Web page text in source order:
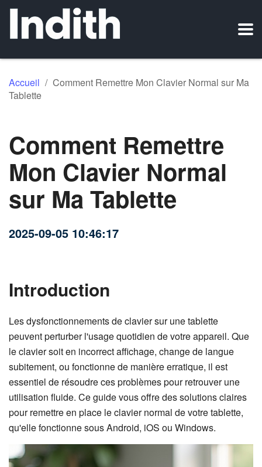
Accueil / Comment Remettre Mon Clavier Normal sur Ma
Tablette
Comment Remettre
Mon Clavier Normal
sur Ma Tablette
2025-09-05 10:46:17
Introduction
Les dysfonctionnements de clavier sur une tablette
peuvent perturber l'usage quotidien de votre appareil. Que
le clavier soit en incorrect affichage, change de langue
subitement, ou fonctionne de manière erratique, il est
essentiel de résoudre ces problèmes pour retrouver une
utilisation fluide. Ce guide vous offre des solutions claires
pour remettre en place le clavier normal de votre tablette,
qu'elle fonctionne sous Android, iOS ou Windows.